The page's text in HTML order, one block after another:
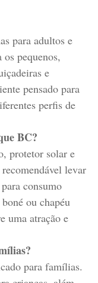
para adultos e
os pequenos,
e
pensado para
perfis de
BC?
protetor solar e
levar
consumo
ou chapéu
uma atração e
para famílias.